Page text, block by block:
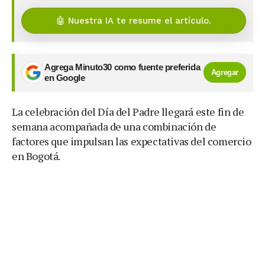
🤖 Nuestra IA te resume el artículo.
Agrega Minuto30 como fuente preferida
en Google
Agregar
La celebración del Día del Padre llegará este fin de
semana acompañada de una combinación de
factores que impulsan las expectativas del comercio
en Bogotá.